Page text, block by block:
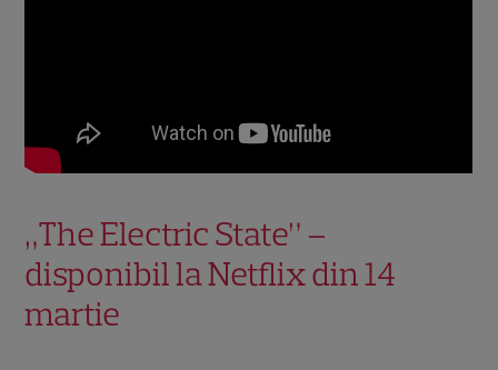
„The Electric State” –
disponibil la Netflix din 14
martie